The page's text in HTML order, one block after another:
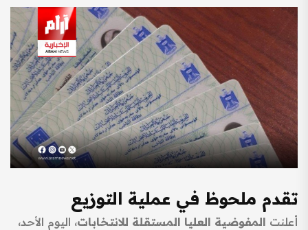
تقدم ملحوظ في عملية التوزيع
أعلنت المفوضية العليا المستقلة للانتخابات، اليوم الأحد،